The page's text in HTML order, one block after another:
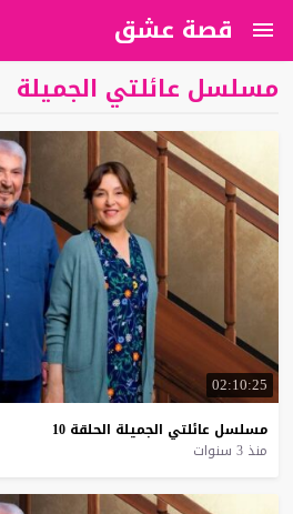
قصة عشق
مسلسل عائلتي الجميلة
02:10:25
مسلسل عائلتي الجميلة الحلقة 10
منذ 3 سنوات